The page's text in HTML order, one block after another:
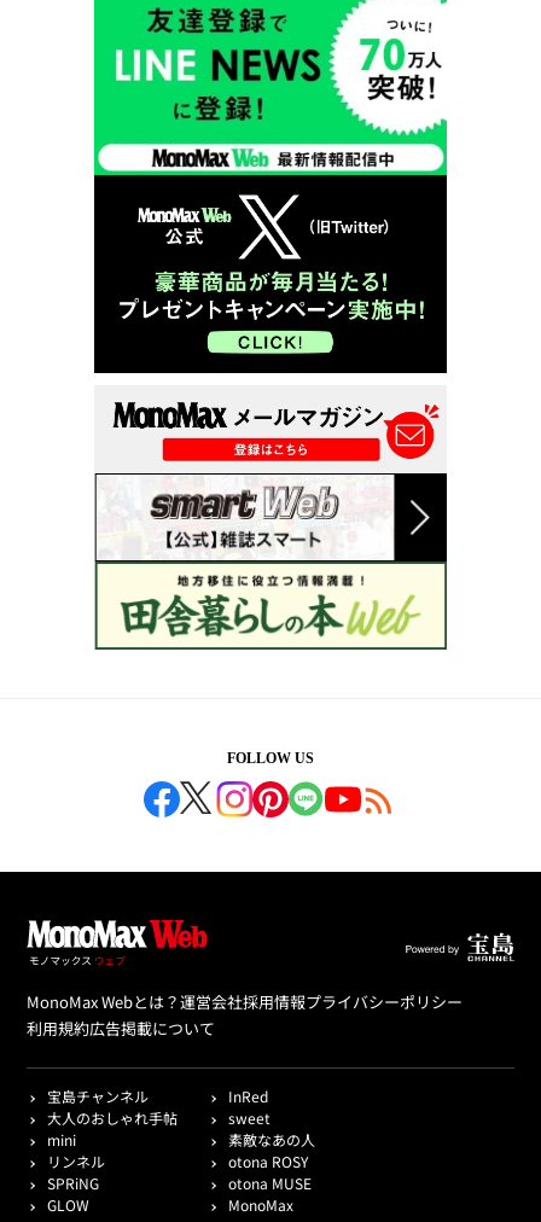
FOLLOW US
MonoMax Webとは？運営会社採用情報プライバシーポリシー
利用規約広告掲載について
宝島チャンネル
InRed
大人のおしゃれ手帖
sweet
mini
素敵なあの人
リンネル
otona ROSY
SPRiNG
otona MUSE
GLOW
MonoMax